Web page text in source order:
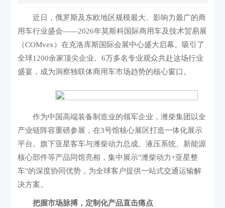
全球1200余家顶尖企业、6万多名专业观众共赴这场行业
盛宴，成为洞察独联体商用车市场趋势的核心窗口。
近日，俄罗斯及东欧地区规模最大、影响力最广的商
用车行业盛会——2026年莫斯科国际商用车及技术贸易展
（COMvex）在克洛库斯国际会展中心盛大启幕。吸引了
全球1200余家顶尖企业、6万多名专业观众共赴这场行业
盛宴，成为洞察独联体商用车市场趋势的核心窗口。
作为中国高端装备制造业的领军企业，潍柴集团以全
产业链阵容重磅参展，在3号馆核心展区打造一体化展示
平台。旗下亚星客车与潍柴动力总成、液压系统、新能源
核心部件等产品同馆亮相，集中展示"潍柴动力+亚星整
车"的深度协同优势，为全球客户提供一站式交通运输解
决方案。
把握市场脉搏，定制化产品直击痛点